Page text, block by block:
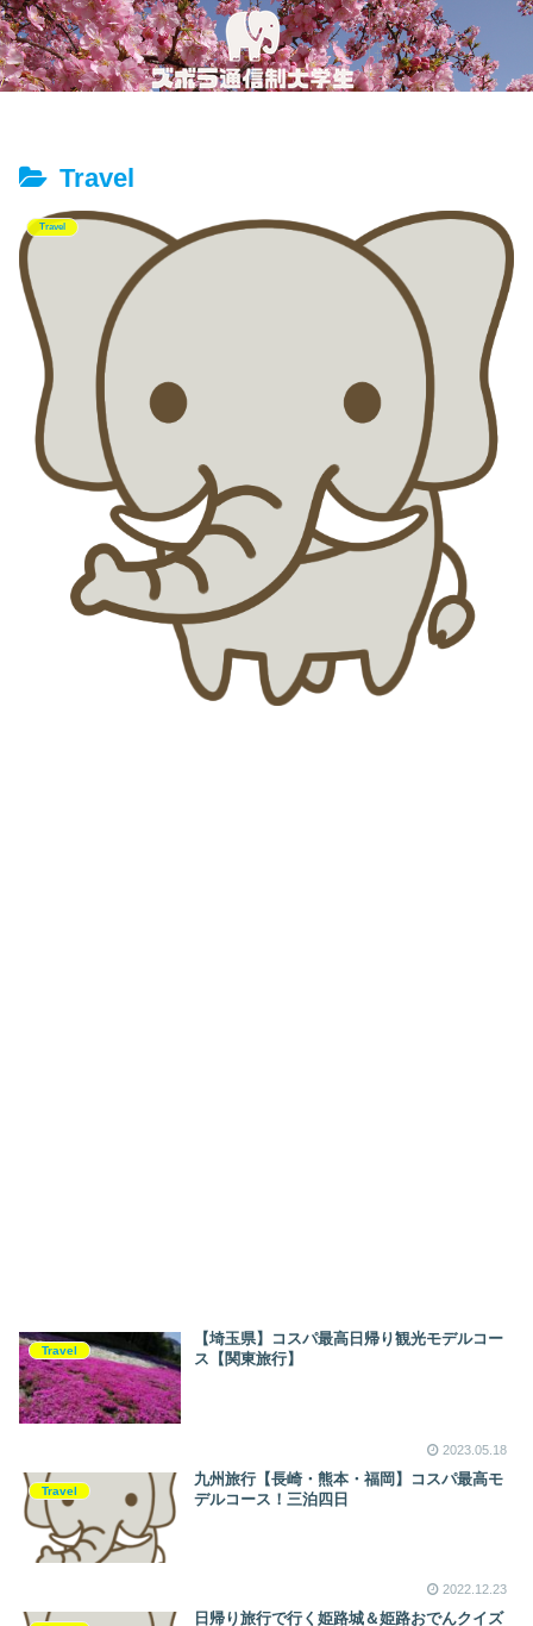
Travel
Travel
Travel
【埼玉県】コスパ最高日帰り観光モデルコー
ス【関東旅行】
2023.05.18
Travel
九州旅行【長崎・熊本・福岡】コスパ最高モ
デルコース！三泊四日
2022.12.23
日帰り旅行で行く姫路城＆姫路おでんクイズ